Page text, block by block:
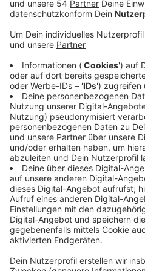
Veröffentlicht:Mittwoch,
Anzeige
Noch bis in die kommende
Aussschreibungen bei der
aufgerufen, die
Medien zu teilen. Neben
Impfstelle sucht auch der
und Servicedienst der Stadt
Stellen sind da aktuell
heißt es. Es gäbe aber
die Stellen zu bestzen,